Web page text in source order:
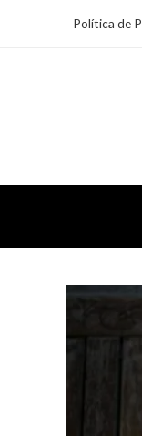
Política de